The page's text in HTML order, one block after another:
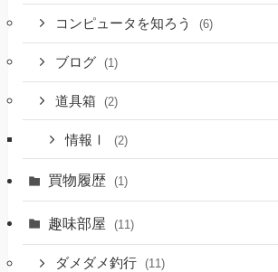
コンピュータを知ろう (6)
ブログ (1)
道具箱 (2)
情報Ⅰ (2)
買物履歴 (1)
趣味部屋 (11)
ダメダメ釣行 (11)